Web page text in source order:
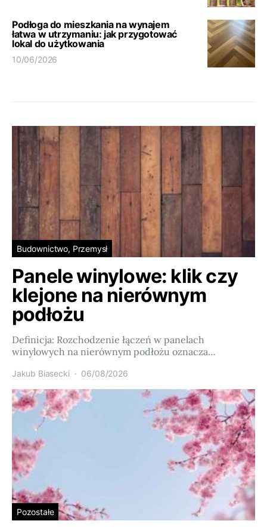
Podłoga do mieszkania na wynajem
łatwa w utrzymaniu: jak przygotować
lokal do użytkowania
10/06/2026
Budownictwo, Przemysł
Panele winylowe: klik czy
klejone na nierównym
podłożu
Definicja: Rozchodzenie łączeń w panelach
winylowych na nierównym podłożu oznacza…
Jakub Biasecki 06/08/2026
Pozostałe